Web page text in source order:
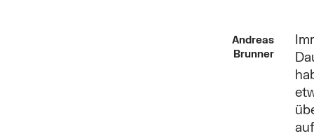
Andreas
Brunner